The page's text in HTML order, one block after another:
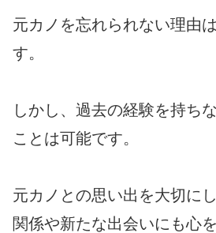
元カノを忘れられない理由
す。
しかし、過去の経験を持ち
ことは可能です。
元カノとの思い出を大切に
関係や新たな出会いにも心